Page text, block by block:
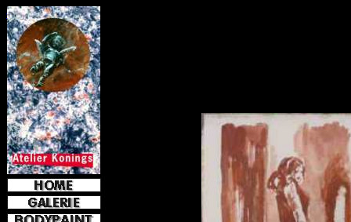
e-mail jkoni